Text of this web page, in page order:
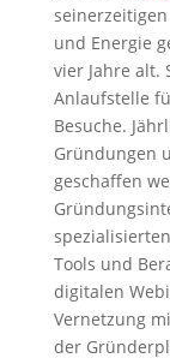
und Energie
vier Jahre alt.
Anlaufstelle
Besuche.
Gründungen
geschaffen
Tools und
digitalen
Vernetzung
der